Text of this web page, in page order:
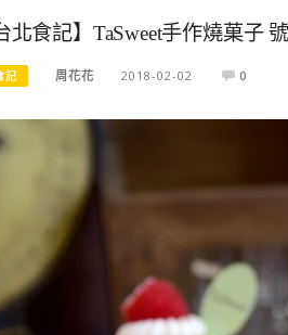
北食記】TaSweet手作燒菓子
記 周花花 2018-02-02 0